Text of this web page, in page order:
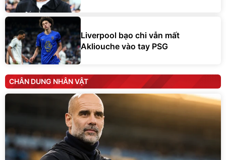
Liverpool bạo chi vẫn mất
Akliouche vào tay PSG
CHÂN DUNG NHÂN VẬT